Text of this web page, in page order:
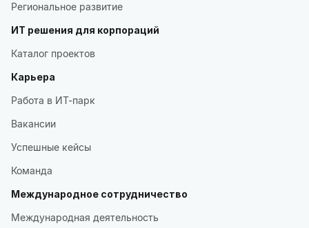
Региональное развитие
ИТ решения для корпораций
Каталог проектов
Карьера
Работа в ИТ-парк
Вакансии
Успешные кейсы
Команда
Международное сотрудничество
Международная деятельность